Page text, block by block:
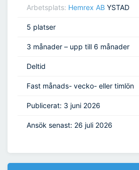
Arbetsplats: Hemrex AB YSTAD
5 platser
3 månader – upp till 6 månader
Deltid
Fast månads- vecko- eller timlön
Publicerat: 3 juni 2026
Ansök senast: 26 juli 2026